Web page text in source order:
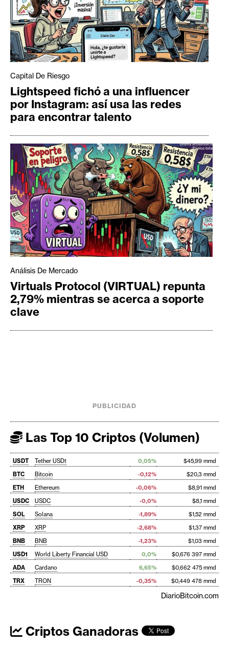
Capital De Riesgo
Lightspeed fichó a una influencer
por Instagram: así usa las redes
para encontrar talento
Análisis De Mercado
Virtuals Protocol (VIRTUAL) repunta
2,79% mientras se acerca a soporte
clave
PUBLICIDAD
Las Top 10 Criptos (Volumen)
USDT Tether USDt 0,05%
$45,99 mmd
BTC
Bitcoin -0,12%
$20,3 mmd
ETH
Ethereum -0,06%
$8,91 mmd
USDC
USDC -0,0%
$8,1 mmd
SOL
Solana -1,89%
$1,52 mmd
XRP
XRP -2,68%
$1,37 mmd
BNB
BNB -1,23%
$1,03 mmd
USD1
World Liberty Financial USD 0,0%
$0,676 397 mmd
ADA
Cardano 6,65%
$0,662 475 mmd
TRX
TRON -0,35% $0,449 478 mmd
DiarioBitcoin.com
Criptos Ganadoras